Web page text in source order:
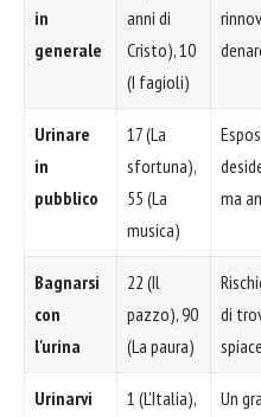
in
generale
anni di
Cristo), 10
(I fagioli)
Urinare
in
pubblico
17 (La
sfortuna),
55 (La
musica)
ma
Bagnarsi
con
l'urina
22 (Il
pazzo), 90
(La paura)
di
Urinarvi
1 (L'Italia),
Un